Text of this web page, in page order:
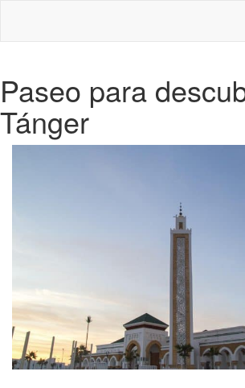
Paseo para
Tánger